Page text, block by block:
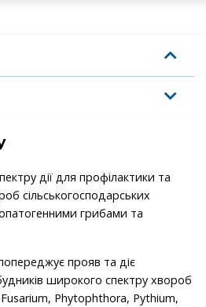
дії для профілактики та
сільськогосподарських
грибами та
прояв та діє
широкого спектру хвороб
Phytophthora, Pythium,